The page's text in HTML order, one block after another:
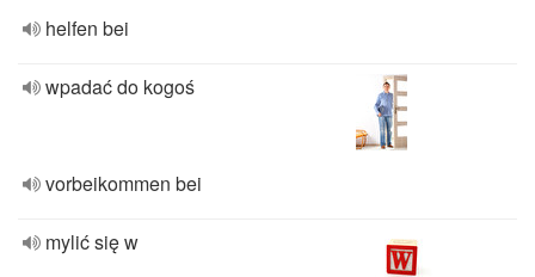
helfen bei
wpadać do kogoś
vorbeikommen bei
mylić się w